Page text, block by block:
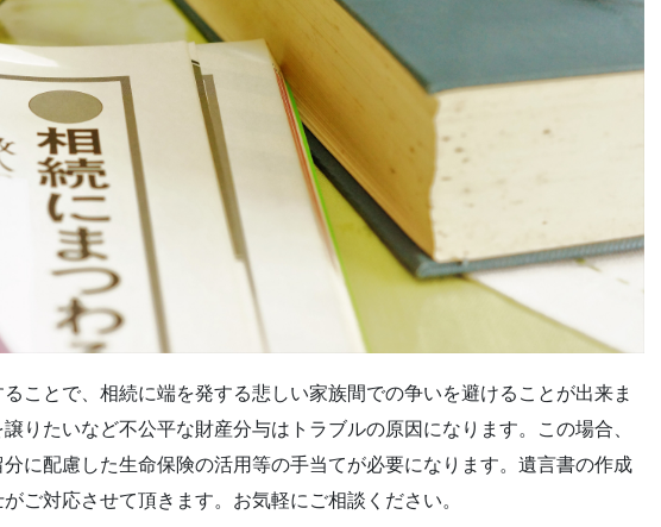
ことで、相続に端を発する悲しい家族間での争いを避けることが出来ま
りたいなど不公平な財産分与はトラブルの原因になります。この場合、
に配慮した生命保険の活用等の手当てが必要になります。遺言書の作成
ご対応させて頂きます。お気軽にご相談ください。